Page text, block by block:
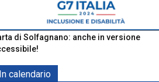
di Solfagnano: anche in versione
In calendario